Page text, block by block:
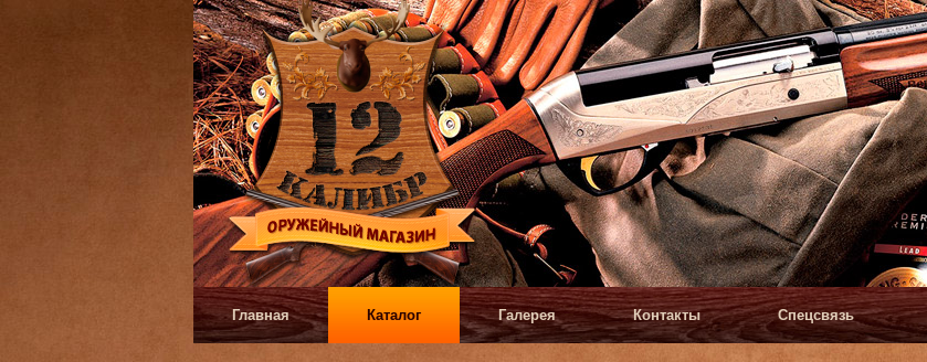
Главная Каталог Галерея Контакты Спецсвязь